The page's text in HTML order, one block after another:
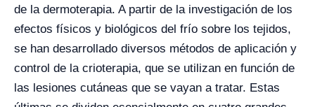
de la dermoterapia. A partir de la investigación de los
efectos físicos y biológicos del frío sobre los tejidos,
se han desarrollado diversos métodos de aplicación y
control de la crioterapia, que se utilizan en función de
las lesiones cutáneas que se vayan a tratar. Estas